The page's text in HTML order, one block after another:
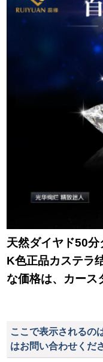
ルの结婚披露婚顕ダ
ウムドの指轮です。
天然ダイヤド50
K色正品カステラ
な価格は、カース
ここで表示されるの
はお問い合わせくだ